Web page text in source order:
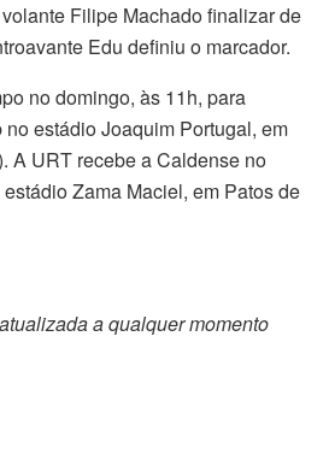
Filipe Machado finalizar de
Edu definiu o marcador.
no domingo, às 11h, para
estádio Joaquim Portugal, em
A URT recebe a Caldense no
Zama Maciel, em Patos de
a qualquer momento